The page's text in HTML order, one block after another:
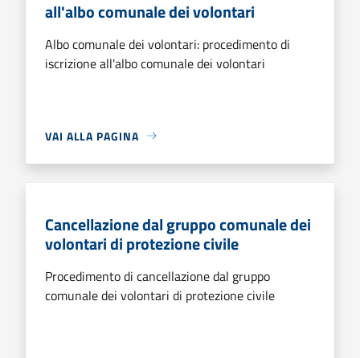
all'albo comunale dei volontari
Albo comunale dei volontari: procedimento di
iscrizione all'albo comunale dei volontari
VAI ALLA PAGINA
Cancellazione dal gruppo comunale dei
volontari di protezione civile
Procedimento di cancellazione dal gruppo
comunale dei volontari di protezione civile